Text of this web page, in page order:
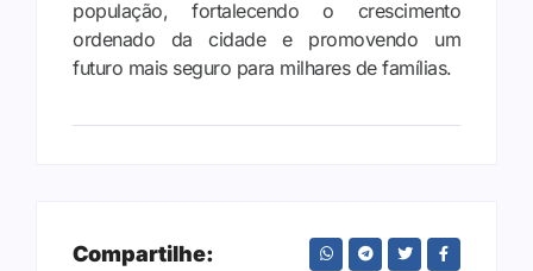
população, fortalecendo o crescimento
ordenado da cidade e promovendo um
futuro mais seguro para milhares de famílias.
Compartilhe: